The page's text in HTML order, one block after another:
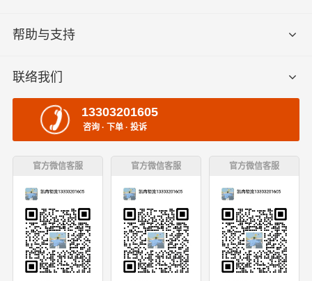
帮助与支持
联络我们
13303201605
咨询 · 下单 · 投诉
官方微信客服 官方微信客服 官方微信客服